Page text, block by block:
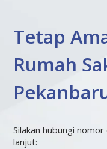
Tetap
Rumah
Silakan hubungi
lanjut: